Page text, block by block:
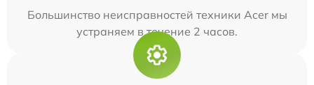
Большинство неисправностей техники Acer мы
устраняем в течение 2 часов.